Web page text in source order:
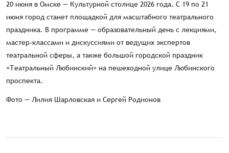
20 июня в Омске — Культурной столице 2026 года. С 19 по 21
июня город станет площадкой для масштабного театрального
праздника. В программе — образовательный день с лекциями,
мастер-классами и дискуссиями от ведущих экспертов
театральной сферы, а также большой городской праздник
«Театральный Любинский» на пешеходной улице Любинского
проспекта.
Фото — Лилия Шарловская и Сергей Родионов